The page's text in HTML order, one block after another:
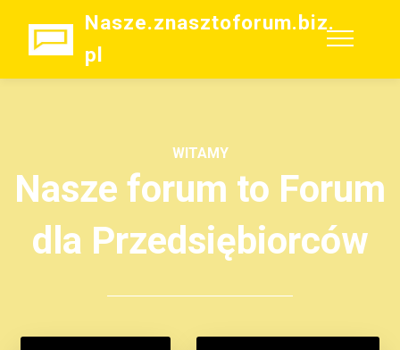
Nasze.znasztoforum.biz.
pl
WITAMY
Nasze forum to Forum
dla Przedsiębiorców